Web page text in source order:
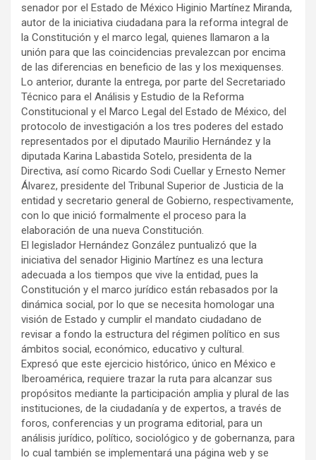
senador por el Estado de México Higinio Martínez Miranda,
autor de la iniciativa ciudadana para la reforma integral de
la Constitución y el marco legal, quienes llamaron a la
unión para que las coincidencias prevalezcan por encima
de las diferencias en beneficio de las y los mexiquenses.
Lo anterior, durante la entrega, por parte del Secretariado
Técnico para el Análisis y Estudio de la Reforma
Constitucional y el Marco Legal del Estado de México, del
protocolo de investigación a los tres poderes del estado
representados por el diputado Maurilio Hernández y la
diputada Karina Labastida Sotelo, presidenta de la
Directiva, así como Ricardo Sodi Cuellar y Ernesto Nemer
Álvarez, presidente del Tribunal Superior de Justicia de la
entidad y secretario general de Gobierno, respectivamente,
con lo que inició formalmente el proceso para la
elaboración de una nueva Constitución.
El legislador Hernández González puntualizó que la
iniciativa del senador Higinio Martínez es una lectura
adecuada a los tiempos que vive la entidad, pues la
Constitución y el marco jurídico están rebasados por la
dinámica social, por lo que se necesita homologar una
visión de Estado y cumplir el mandato ciudadano de
revisar a fondo la estructura del régimen político en sus
ámbitos social, económico, educativo y cultural.
Expresó que este ejercicio histórico, único en México e
Iberoamérica, requiere trazar la ruta para alcanzar sus
propósitos mediante la participación amplia y plural de las
instituciones, de la ciudadanía y de expertos, a través de
foros, conferencias y un programa editorial, para un
análisis jurídico, político, sociológico y de gobernanza, para
lo cual también se implementará una página web y se